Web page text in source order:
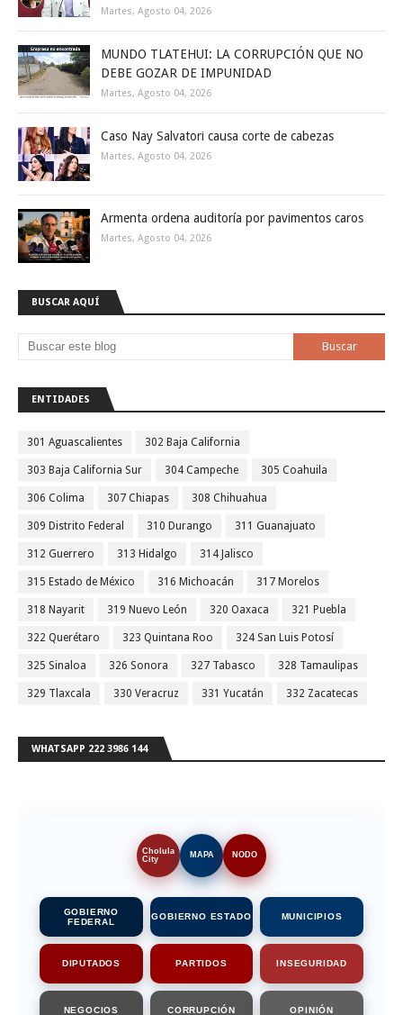
Martes, Agosto 04, 2026
MUNDO TLATEHUI: LA CORRUPCIÓN QUE NO
DEBE GOZAR DE IMPUNIDAD
Martes, Agosto 04, 2026
Caso Nay Salvatori causa corte de cabezas
Martes, Agosto 04, 2026
Armenta ordena auditoría por pavimentos caros
Martes, Agosto 04, 2026
BUSCAR AQUÍ
ENTIDADES
301 Aguascalientes 302 Baja California
303 Baja California Sur 304 Campeche 305 Coahuila
306 Colima 307 Chiapas 308 Chihuahua
309 Distrito Federal 310 Durango 311 Guanajuato
312 Guerrero 313 Hidalgo 314 Jalisco
315 Estado de México 316 Michoacán 317 Morelos
318 Nayarit 319 Nuevo León 320 Oaxaca 321 Puebla
322 Querétaro 323 Quintana Roo 324 San Luis Potosí
325 Sinaloa 326 Sonora 327 Tabasco 328 Tamaulipas
329 Tlaxcala 330 Veracruz 331 Yucatán 332 Zacatecas
WHATSAPP 222 3986 144
Cholula
City
MAPA NODO
GOBIERNO
FEDERAL
GOBIERNO ESTADO MUNICIPIOS
DIPUTADOS PARTIDOS INSEGURIDAD
NEGOCIOS CORRUPCIÓN OPINIÓN